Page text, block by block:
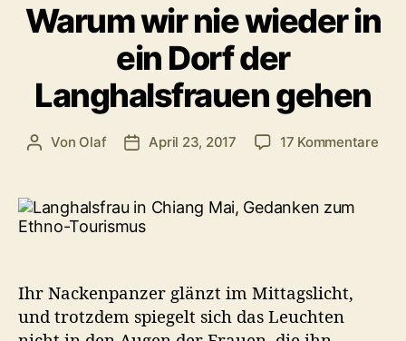
Warum wir nie wieder in
ein Dorf der
Langhalsfrauen gehen
Beitragsautor
Von Olaf Veröffentlichungsdatum
April 23, 2017 17 Kommentarezu
Ihr Nackenpanzer glänzt im Mittagslicht,
und trotzdem spiegelt sich das Leuchten